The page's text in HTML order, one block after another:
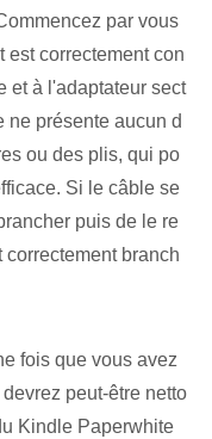
par vous
est correctement con
et à l'adaptateur sect
ne présente aucun d
ou des plis, qui po
Si le câble se
puis de le re
branch
fois que vous avez
peut-être netto
Kindle Paperwhite